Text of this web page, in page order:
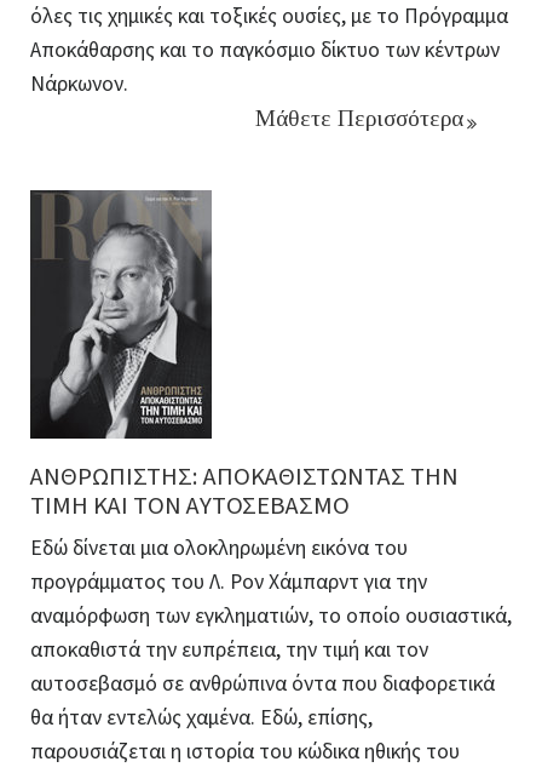
όλες τις χημικές και τοξικές ουσίες, με το Πρόγραμμα
Αποκάθαρσης και το παγκόσμιο δίκτυο των κέντρων
Νάρκωνον.
Μάθετε Περισσότερα
ΑΝΘΡΩΠΙΣΤΗΣ: ΑΠΟΚΑΘΙΣΤΩΝΤΑΣ ΤΗΝ
ΤΙΜΗ ΚΑΙ ΤΟΝ ΑΥΤΟΣΕΒΑΣΜΟ
Εδώ δίνεται μια ολοκληρωμένη εικόνα του
προγράμματος του Λ. Ρον Χάμπαρντ για την
αναμόρφωση των εγκληματιών, το οποίο ουσιαστικά,
αποκαθιστά την ευπρέπεια, την τιμή και τον
αυτοσεβασμό σε ανθρώπινα όντα που διαφορετικά
θα ήταν εντελώς χαμένα. Εδώ, επίσης,
παρουσιάζεται η ιστορία του κώδικα ηθικής του